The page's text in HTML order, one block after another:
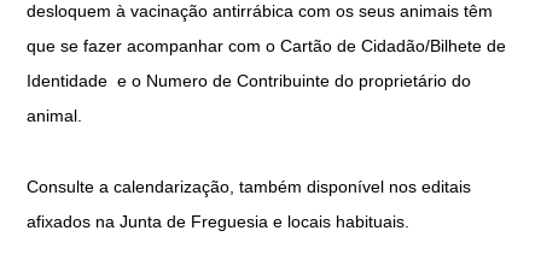
desloquem à vacinação antirrábica com os seus animais têm
que se fazer acompanhar com o Cartão de Cidadão/Bilhete de
Identidade e o Numero de Contribuinte do proprietário do
animal.
Consulte a calendarização, também disponível nos editais
afixados na Junta de Freguesia e locais habituais.